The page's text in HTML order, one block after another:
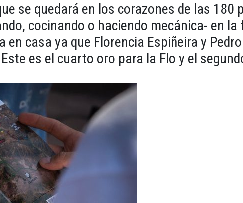
se quedará en los corazones de las 180
cocinando o haciendo mecánica- en la
casa ya que Florencia Espiñeira y
es el cuarto oro para la Flo y el